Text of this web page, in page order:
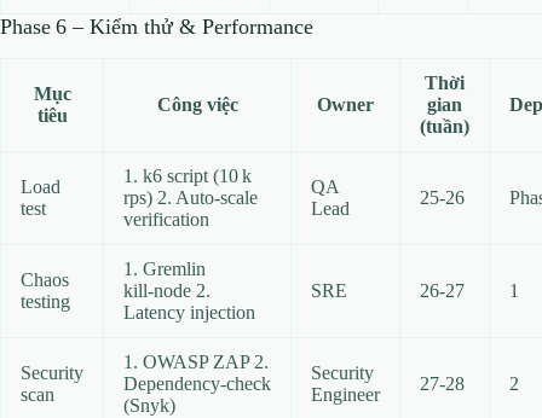
Phase 6 – Kiểm thử & Performance
Mục
tiêu
Công việc Owner
Thời
gian
(tuần)
Load
test
1. k6 script (10 k
rps) 2. Auto‑scale
verification
QA
Lead
25‑26
Chaos
testing
1. Gremlin
kill‑node 2.
Latency injection
SRE 26‑27 1
Security
scan
1. OWASP ZAP 2.
Dependency‑check
(Snyk)
Security
Engineer
27‑28 2